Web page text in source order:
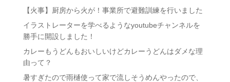
【火事】厨房から火が！事業所で避難訓練を行いました
イラストレーターを学べるようなyoutubeチャンネルを
勝手に開設しました！
カレーもうどんもおいしいけどカレーうどんはダメな理
由って？
暑すぎたので雨樋使って家で流しそうめんやったので、